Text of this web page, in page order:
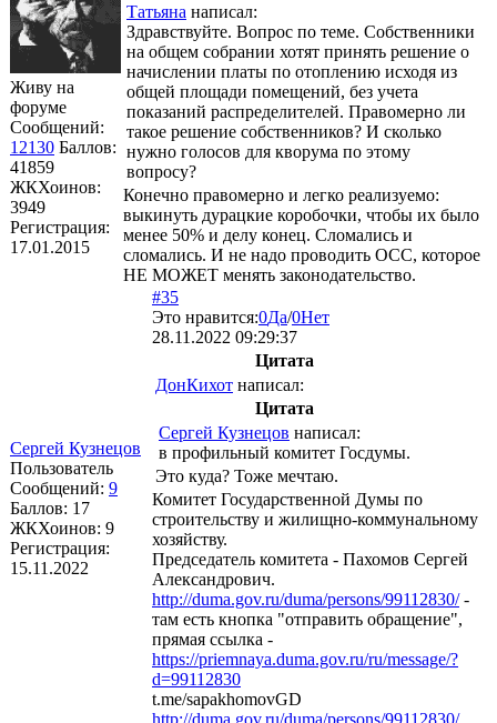
Живу на
форуме
Сообщений:
12130 Баллов:
41859
ЖКХоинов:
3949
Регистрация:
17.01.2015
Татьяна написал:
Здравствуйте. Вопрос по теме. Собственники
на общем собрании хотят принять решение о
начислении платы по отоплению исходя из
общей площади помещений, без учета
показаний распределителей. Правомерно ли
такое решение собственников? И сколько
нужно голосов для кворума по этому
вопросу?
Конечно правомерно и легко реализуемо:
выкинуть дурацкие коробочки, чтобы их было
менее 50% и делу конец. Сломались и
сломались. И не надо проводить ОСС, которое
НЕ МОЖЕТ менять законодательство.
Сергей Кузнецов
Пользователь
Сообщений: 9
Баллов: 17
ЖКХоинов: 9
Регистрация:
15.11.2022
#35
Это нравится:0Да/0Нет
28.11.2022 09:29:37
Цитата
ДонКихот написал:
Цитата
Сергей Кузнецов написал:
в профильный комитет Госдумы.
Это куда? Тоже мечтаю.
Комитет Государственной Думы по
строительству и жилищно-коммунальному
хозяйству.
Председатель комитета - Пахомов Сергей
Александрович.
http://duma.gov.ru/duma/persons/99112830/-
там есть кнопка "отправить обращение",
прямая ссылка -
https://priemnaya.duma.gov.ru/ru/message/?
d=99112830
t.me/sapakhomovGD
http://duma.gov.ru/duma/persons/99112830/